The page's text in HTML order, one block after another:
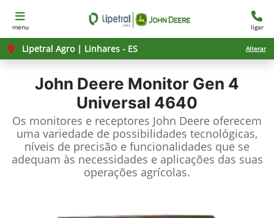
menu ligar
Lipetral Agro | Linhares - ES Alterar
John Deere Monitor Gen 4
Universal 4640
Os monitores e receptores John Deere oferecem
uma variedade de possibilidades tecnológicas,
níveis de precisão e funcionalidades que se
adequam às necessidades e aplicações das suas
operações agrícolas.